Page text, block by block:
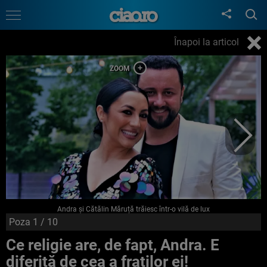
Înapoi la articol
Andra și Cătălin Măruță trăiesc într-o vilă de lux
Poza 1 / 10
Ce religie are, de fapt, Andra. E
diferită de cea a fraților ei!